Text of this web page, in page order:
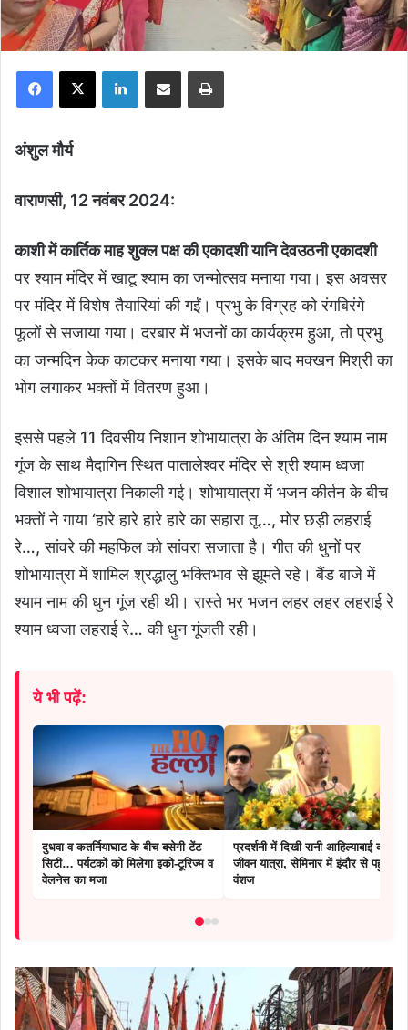
Facebook
X LinkedInShare via Email Print
अंशुल मौर्य
वाराणसी, 12 नवंबर 2024:
काशी में कार्तिक माह शुक्ल पक्ष की एकादशी यानि देवउठनी एकादशी
पर श्याम मंदिर में खाटू श्याम का जन्मोत्सव मनाया गया। इस अवसर
पर मंदिर में विशेष तैयारियां की गईं। प्रभु के विग्रह को रंगबिरंगे
फूलों से सजाया गया। दरबार में भजनों का कार्यक्रम हुआ, तो प्रभु
का जन्मदिन केक काटकर मनाया गया। इसके बाद मक्खन मिश्री का
भोग लगाकर भक्तों में वितरण हुआ।
इससे पहले 11 दिवसीय निशान शोभायात्रा के अंतिम दिन श्याम नाम
गूंज के साथ मैदागिन स्थित पातालेश्वर मंदिर से श्री श्याम ध्वजा
विशाल शोभायात्रा निकाली गई। शोभायात्रा में भजन कीर्तन के बीच
भक्तों ने गाया ‘हारे हारे हारे हारे का सहारा तू…, मोर छड़ी लहराई
रे…, सांवरे की महफिल को सांवरा सजाता है। गीत की धुनों पर
शोभायात्रा में शामिल श्रद्धालु भक्तिभाव से झूमते रहे। बैंड बाजे में
श्याम नाम की धुन गूंज रही थी। रास्ते भर भजन लहर लहर लहराई रे
श्याम ध्वजा लहराई रे… की धुन गूंजती रही।
ये भी पढ़ें:
दुधवा व कतर्नियाघाट के बीच बसेगी टेंट
सिटी… पर्यटकों को मिलेगा इको-टूरिज्म व
वेलनेस का मजा
प्रदर्शनी में दिखी रानी आहिल्याबाई की
जीवन यात्रा, सेमिनार में इंदौर से पहुंचे
वंशज